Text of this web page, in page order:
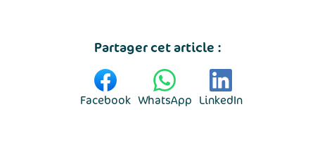
Partager cet article :
Facebook WhatsApp LinkedIn